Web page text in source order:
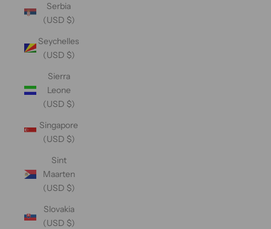
Serbia
(USD $)
Seychelles
(USD $)
Sierra
Leone
(USD $)
Singapore
(USD $)
Sint
Maarten
(USD $)
Slovakia
(USD $)